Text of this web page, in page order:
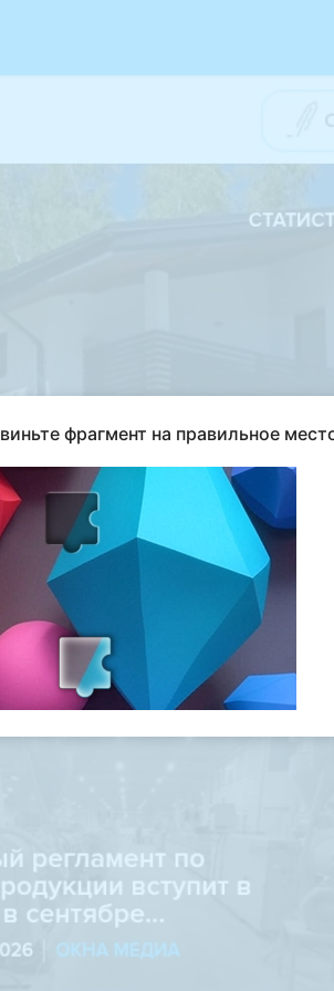
фрагмент на правильное